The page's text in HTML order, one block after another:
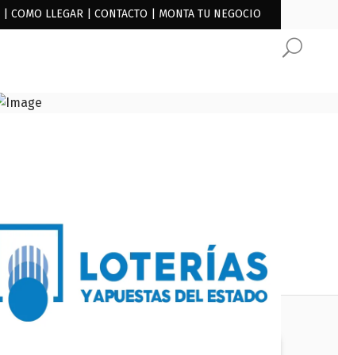
COMO LLEGAR CONTACTO MONTA TU NEGOCIO